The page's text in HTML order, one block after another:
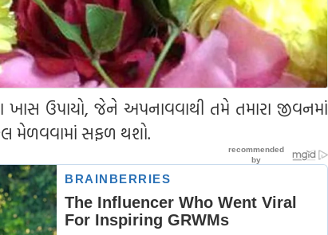
ખાસ ઉપાયો, જેને અપનાવવાથી તમે તમારા જીવનમાં
મેળવવામાં સફળ થશો.